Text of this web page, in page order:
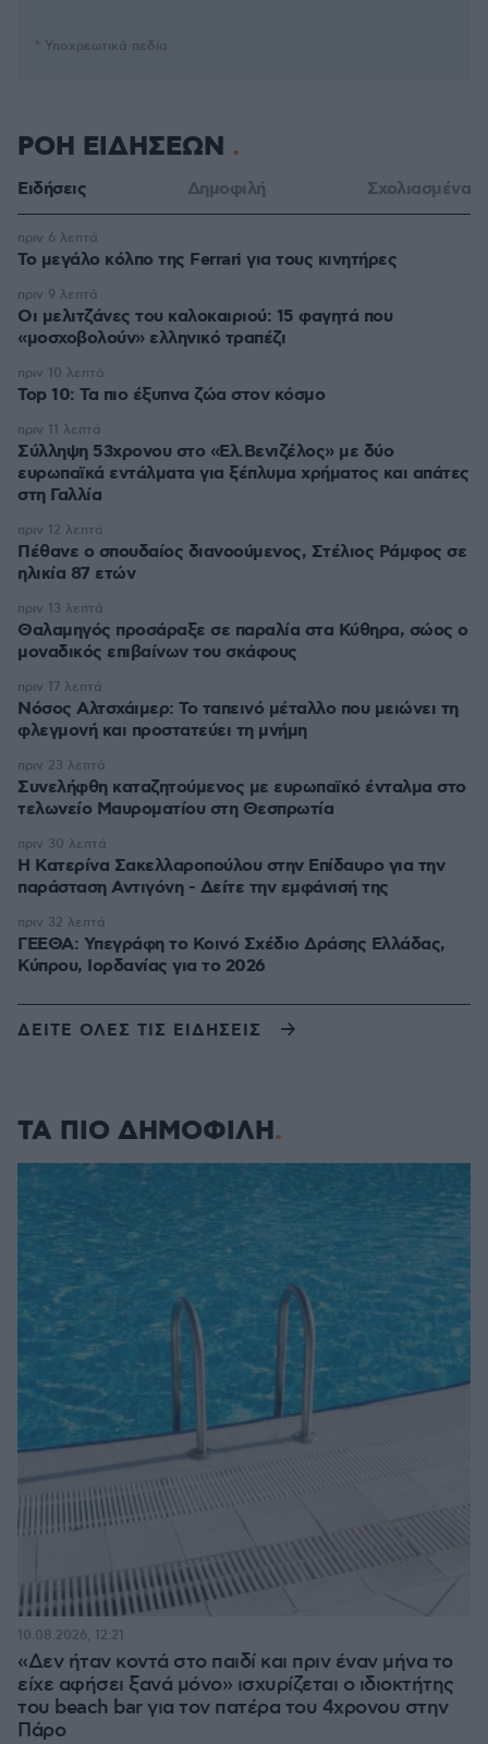
* Υποχρεωτικά πεδία
ΡΟΗ ΕΙΔΗΣΕΩΝ
Ειδήσεις Δημοφιλή Σχολιασμένα
Το μεγάλο κόλπο της Ferrari για τους κινητήρες
πριν 6 λεπτά
Οι μελιτζάνες του καλοκαιριού: 15 φαγητά που
«μοσχοβολούν» ελληνικό τραπέζι
πριν 9 λεπτά
Top 10: Τα πιο έξυπνα ζώα στον κόσμο
πριν 10 λεπτά
Σύλληψη 53χρονου στο «Ελ.Βενιζέλος» με δύο
ευρωπαϊκά εντάλματα για ξέπλυμα χρήματος και απάτες
στη Γαλλία
πριν 11 λεπτά
Πέθανε ο σπουδαίος διανοούμενος, Στέλιος Ράμφος σε
ηλικία 87 ετών
πριν 12 λεπτά
Θαλαμηγός προσάραξε σε παραλία στα Κύθηρα, σώος ο
μοναδικός επιβαίνων του σκάφους
πριν 13 λεπτά
Νόσος Αλτσχάιμερ: Το ταπεινό μέταλλο που μειώνει τη
φλεγμονή και προστατεύει τη μνήμη
πριν 17 λεπτά
Συνελήφθη καταζητούμενος με ευρωπαϊκό ένταλμα στο
τελωνείο Μαυροματίου στη Θεσπρωτία
πριν 23 λεπτά
Η Κατερίνα Σακελλαροπούλου στην Επίδαυρο για την
παράσταση Αντιγόνη - Δείτε την εμφάνισή της
πριν 30 λεπτά
ΓΕΕΘΑ: Υπεγράφη το Κοινό Σχέδιο Δράσης Ελλάδας,
Κύπρου, Ιορδανίας για το 2026
πριν 32 λεπτά
ΔΕΙΤΕ ΟΛΕΣ ΤΙΣ ΕΙΔΗΣΕΙΣ
ΤΑ ΠΙΟ ΔΗΜΟΦΙΛΗ
«Δεν ήταν κοντά στο παιδί και πριν έναν μήνα το
είχε αφήσει ξανά μόνο» ισχυρίζεται ο ιδιοκτήτης
του beach bar για τον πατέρα του 4χρονου στην
Πάρο
10.08.2026, 12:21